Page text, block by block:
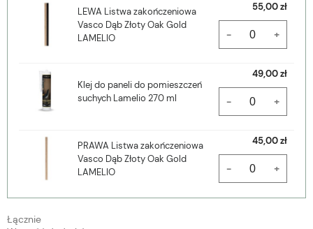
LEWA Listwa zakończeniowa
Vasco Dąb Złoty Oak Gold
LAMELIO
55,00 zł
- +
Klej do paneli do pomieszczeń
suchych Lamelio 270 ml
49,00 zł
- +
PRAWA Listwa zakończeniowa
Vasco Dąb Złoty Oak Gold
LAMELIO
45,00 zł
- +
Łącznie